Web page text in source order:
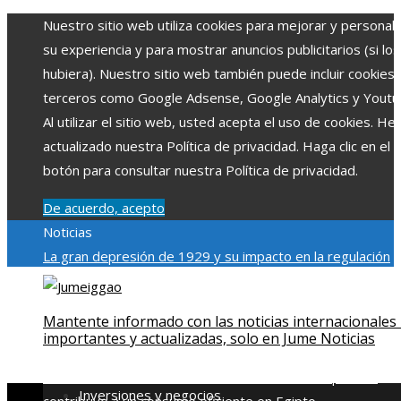
Nuestro sitio web utiliza cookies para mejorar y
su experiencia y para mostrar anuncios publicitarios (si los
hubiera). Nuestro sitio web también puede incluir cookies
terceros como Google Adsense, Google Analytics y
Al utilizar el sitio web, usted acepta el uso de cookies.
actualizado nuestra Política de privacidad. Haga clic en el
botón para consultar nuestra Política de privacidad.
De acuerdo, acepto
Noticias
La gran depresión de 1929 y su impacto en la regulación
bancariaLas 15 exploraciones espaciales que ampliaron
individuales más grandes y su impacto en la ciencia y
tecnología
Modelos de desarrollo sostenible basados en
Mantente informado con las noticias internacionales
importantes y actualizadas, solo en Jume Noticias
Inversiones y negocios